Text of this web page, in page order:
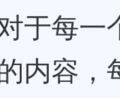
于每
内容，